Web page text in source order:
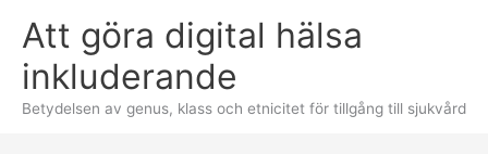
content
Att göra digital hälsa
inkluderande
Betydelsen av genus, klass och etnicitet för tillgång till sjukvård